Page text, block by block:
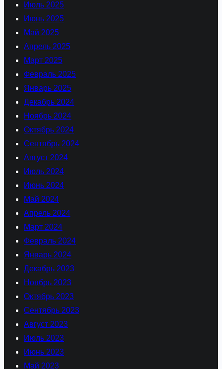
Июль 2025
Июнь 2025
Май 2025
Апрель 2025
Март 2025
Февраль 2025
Январь 2025
Декабрь 2024
Ноябрь 2024
Октябрь 2024
Сентябрь 2024
Август 2024
Июль 2024
Июнь 2024
Май 2024
Апрель 2024
Март 2024
Февраль 2024
Январь 2024
Декабрь 2023
Ноябрь 2023
Октябрь 2023
Сентябрь 2023
Август 2023
Июль 2023
Июнь 2023
Май 2023